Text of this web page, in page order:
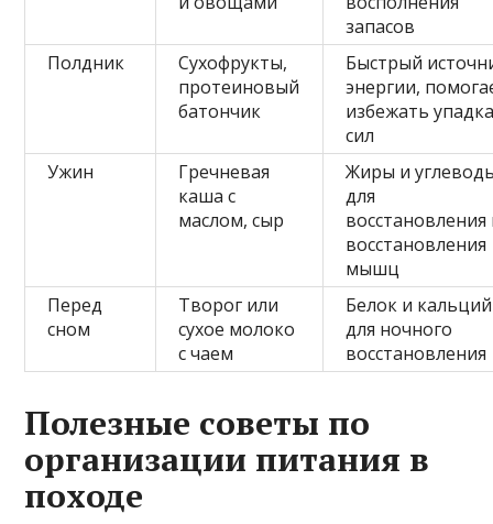
запасов
Полдник
Сухофрукты,
протеиновый
батончик
Быстрый
энергии,
избежать
сил
Ужин
Гречневая
каша с
маслом, сыр
Жиры и
для
восстановления
восстановления
мышц
Перед
сном
Творог или
сухое молоко
с чаем
Белок и кальций
для ночного
восстановления
Полезные советы по
организации питания в
походе